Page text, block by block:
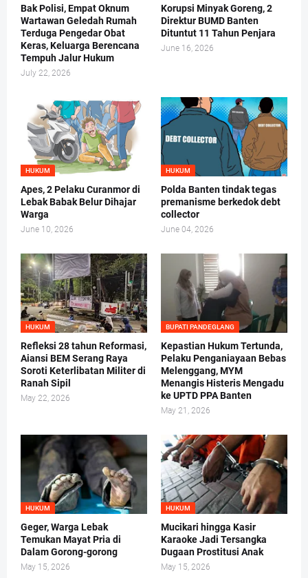
Bak Polisi, Empat Oknum
Wartawan Geledah Rumah
Terduga Pengedar Obat
Keras, Keluarga Berencana
Tempuh Jalur Hukum
July 22, 2026
Korupsi Minyak Goreng, 2
Direktur BUMD Banten
Dituntut 11 Tahun Penjara
June 16, 2026
HUKUM
Apes, 2 Pelaku Curanmor di
Lebak Babak Belur Dihajar
Warga
June 10, 2026
HUKUM
Polda Banten tindak tegas
premanisme berkedok debt
collector
June 04, 2026
HUKUM
Refleksi 28 tahun Reformasi,
Aiansi BEM Serang Raya
Soroti Keterlibatan Militer di
Ranah Sipil
May 22, 2026
BUPATI PANDEGLANG
Kepastian Hukum Tertunda,
Pelaku Penganiayaan Bebas
Melenggang, MYM
Menangis Histeris Mengadu
ke UPTD PPA Banten
May 21, 2026
HUKUM
Geger, Warga Lebak
Temukan Mayat Pria di
Dalam Gorong-gorong
May 15, 2026
HUKUM
Mucikari hingga Kasir
Karaoke Jadi Tersangka
Dugaan Prostitusi Anak
May 15, 2026